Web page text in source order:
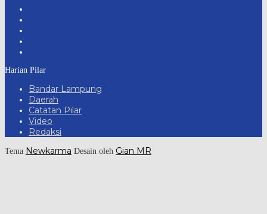
Harian Pilar
Bandar Lampung
Daerah
Catatan Pilar
Video
Redaksi
Tema Newkarma Desain oleh Gian MR